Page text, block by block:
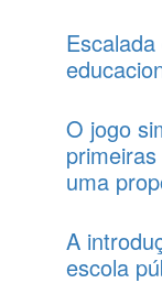
O jogo
uma
A
escola